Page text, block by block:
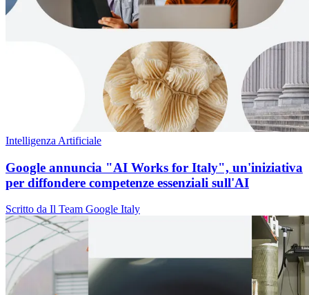
Intelligenza Artificiale
Google annuncia "AI Works for Italy", un'iniziativa
per diffondere competenze essenziali sull'AI
Scritto da Il Team Google Italy